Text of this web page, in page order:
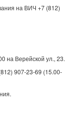
на ВИЧ +7 (812)
на Верейской ул., 23.
907-23-69 (15.00-